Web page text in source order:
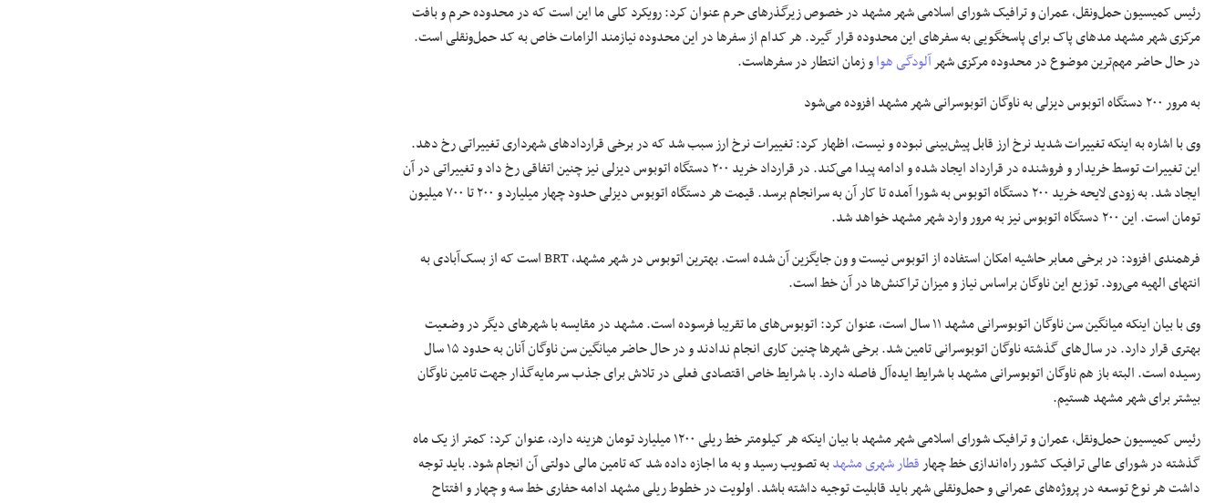
رئیس کمیسیون حمل‌ونقل، عمران و ترافیک شورای اسلامی شهر مشهد در خصوص زیرگذرهای حرم عنوان کرد: رویکرد کلی ما این است که در محدوده حرم و بافت
مرکزی شهر مشهد مدهای پاک برای پاسخگویی به سفرهای این محدوده قرار گیرد. هر کدام از سفرها در این محدوده نیازمند الزامات خاص به کد حمل‌ونقلی است.
در حال حاضر مهم‌ترین موضوع در محدوده مرکزی شهرآلودگی هواو زمان انتطار در سفرهاست.
به مرور ۲۰۰ دستگاه اتوبوس دیزلی به ناوگان اتوبوسرانی شهر مشهد افزوده می‌شود
وی با اشاره به اینکه تغییرات شدید نرخ ارز قابل پیش‌بینی نبوده و نیست، اظهار کرد: تغییرات نرخ ارز سبب شد که در برخی قراردادهای شهرداری تغییراتی رخ دهد.
این تغییرات توسط خریدار و فروشنده در قرارداد ایجاد شده و ادامه پیدا می‌کند. در قرارداد خرید ۲۰۰ دستگاه اتوبوس دیزلی نیز چنین اتفاقی رخ داد و تغییراتی در آن
ایجاد شد. به زودی لایحه خرید ۲۰۰ دستگاه اتوبوس به شورا آمده تا کار آن به سرانجام برسد. قیمت هر دستگاه اتوبوس دیزلی حدود چهار میلیارد و ۲۰۰ تا ۷۰۰ میلیون
تومان است. این ۲۰۰ دستگاه اتوبوس نیز به مرور وارد شهر مشهد خواهد شد.
فرهمندی افزود: در برخی معابر حاشیه امکان استفاده از اتوبوس نیست و ون جایگزین آن شده است. بهترین اتوبوس در شهر مشهد، BRT است که از بسک‌آبادی به
انتهای الهیه می‌رود. توزیع این ناوگان براساس نیاز و میزان تراکنش‌ها در آن خط است.
وی با بیان اینکه میانگین سن ناوگان اتوبوسرانی مشهد ۱۱ سال است، عنوان کرد: اتوبوس‌های ما تقریبا فرسوده است. مشهد در مقایسه با شهرهای دیگر در وضعیت
بهتری قرار دارد. در سال‌های گذشته ناوگان اتوبوسرانی تامین شد. برخی شهرها چنین کاری انجام ندادند و در حال حاضر میانگین سن ناوگان آنان به حدود ۱۵ سال
رسیده است. البته باز هم ناوگان اتوبوسرانی مشهد با شرایط ایده‌آل فاصله دارد. با شرایط خاص اقتصادی فعلی در تلاش برای جذب سرمایه‌گذار جهت تامین ناوگان
بیشتر برای شهر مشهد هستیم.
رئیس کمیسیون حمل‌ونقل، عمران و ترافیک شورای اسلامی شهر مشهد با بیان اینکه هر کیلومتر خط ریلی ۱۲۰۰ میلیارد تومان هزینه دارد، عنوان کرد: کمتر از یک ماه
گذشته در شورای عالی ترافیک کشور راه‌اندازی خط چهارقطار شهری مشهدبه تصویب رسید و به ما اجازه داده شد که تامین مالی دولتی آن انجام شود. باید توجه
داشت هر نوع توسعه‌ در پروژه‌های عمرانی و حمل‌ونقلی شهر باید قابلیت توجیه داشته باشد. اولویت در خطوط ریلی مشهد ادامه حفاری خط سه و چهار و افتتاح